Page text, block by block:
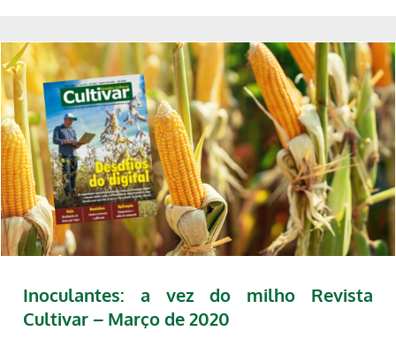
Inoculantes: a vez do milho Revista
Cultivar – Março de 2020